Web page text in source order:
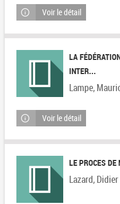
Voir le détail
LA
INTER...
Lampe,
Voir le détail
LE PROCES DE
Lazard,